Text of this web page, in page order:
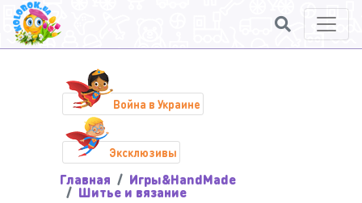
Война в Украине
Эксклюзивы
Главная Игры&HandMade
Шитье и вязание